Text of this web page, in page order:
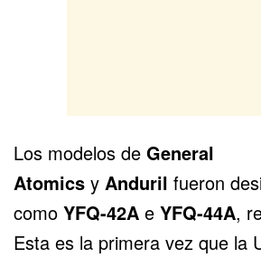
Los modelos de General
Atomics y Anduril fueron
como YFQ-42A e YFQ-44A,
Esta es la primera vez que la